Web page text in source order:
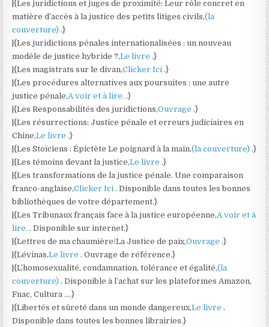
|{Les juridictions et juges de proximité: Leur rôle concret en
matière d’accès à la justice des petits litiges civils,(la
couverture).}
|{Les juridictions pénales internationalisées : un nouveau
modèle de justice hybride ?,Le livre.}
|{Les magistrats sur le divan,Clicker Ici.}
|{Les procédures alternatives aux poursuites : une autre
justice pénale,A voir et à lire..}
|{Les Responsabilités des juridictions,Ouvrage.}
|{Les résurrections: Justice pénale et erreurs judiciaires en
Chine,Le livre.}
|{Les Stoïciens : Épictète Le poignard à la main,(la couverture).}
|{Les témoins devant la justice,Le livre.}
|{Les transformations de la justice pénale. Une comparaison
franco-anglaise,Clicker Ici. Disponible dans toutes les bonnes
bibliothèques de votre département.}
|{Les Tribunaux français face à la justice européenne,A voir et à
lire.. Disponible sur internet.}
|{Lettres de ma chaumière/La Justice de paix,Ouvrage.}
|{Lévinas,Le livre. Ouvrage de référence.}
|{L’homosexualité, condamnation, tolérance et égalité,(la
couverture). Disponible à l’achat sur les plateformes Amazon,
Fnac, Cultura ….}
|{Libertés et sûreté dans un monde dangereux,Le livre.
Disponible dans toutes les bonnes librairies.}